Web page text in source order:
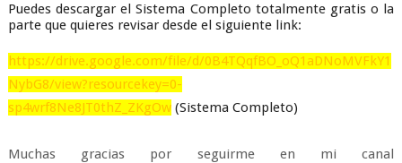
Puedes descargar el Sistema Completo totalmente gratis o la
parte que quieres revisar desde el siguiente link:
https://drive.google.com/file/d/0B4TQqfBO_oQ1aDNoMVFkY1
NybG8/view?resourcekey=0-
sp4wrf8Ne8JT0thZ_ZKgOw (Sistema Completo)
Muchas gracias por seguirme en mi canal